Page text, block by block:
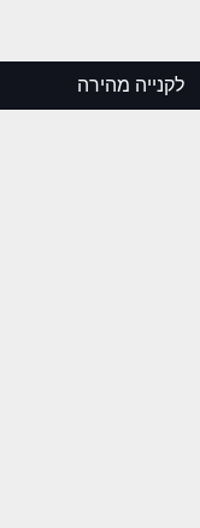
לקנייה מהירה